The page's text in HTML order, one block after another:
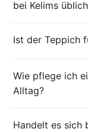
bei Kelims
Ist der Teppich
Wie pflege ich
Alltag?
Handelt es sich